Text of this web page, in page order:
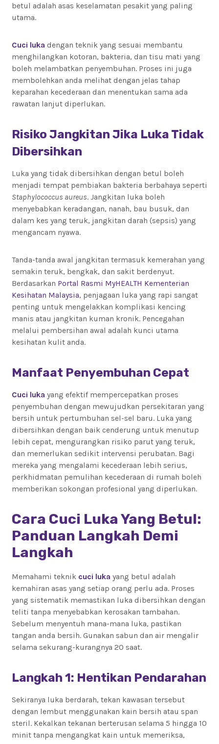
betul adalah asas keselamatan pesakit yang paling
utama.
Cuci luka dengan teknik yang sesuai membantu
menghilangkan kotoran, bakteria, dan tisu mati yang
boleh melambatkan penyembuhan. Proses ini juga
membolehkan anda melihat dengan jelas tahap
keparahan kecederaan dan menentukan sama ada
rawatan lanjut diperlukan.
Risiko Jangkitan Jika Luka Tidak
Dibersihkan
Luka yang tidak dibersihkan dengan betul boleh
menjadi tempat pembiakan bakteria berbahaya seperti
Staphylococcus aureus. Jangkitan luka boleh
menyebabkan keradangan, nanah, bau busuk, dan
dalam kes yang teruk, jangkitan darah (sepsis) yang
mengancam nyawa.
Tanda-tanda awal jangkitan termasuk kemerahan yang
semakin teruk, bengkak, dan sakit berdenyut.
Berdasarkan Portal Rasmi MyHEALTH Kementerian
Kesihatan Malaysia, penjagaan luka yang rapi sangat
penting untuk mengelakkan komplikasi kencing
manis atau jangkitan kuman kronik. Pencegahan
melalui pembersihan awal adalah kunci utama
kesihatan kulit anda.
Manfaat Penyembuhan Cepat
Cuci luka yang efektif mempercepatkan proses
penyembuhan dengan mewujudkan persekitaran yang
bersih untuk pertumbuhan sel-sel baru. Luka yang
dibersihkan dengan baik cenderung untuk menutup
lebih cepat, mengurangkan risiko parut yang teruk,
dan memerlukan sedikit intervensi perubatan. Bagi
mereka yang mengalami kecederaan lebih serius,
perkhidmatan pemulihan kecederaan di rumah boleh
memberikan sokongan profesional yang diperlukan.
Cara Cuci Luka Yang Betul:
Panduan Langkah Demi
Langkah
Memahami teknik cuci luka yang betul adalah
kemahiran asas yang setiap orang perlu ada. Proses
yang sistematik memastikan luka dibersihkan dengan
teliti tanpa menyebabkan kerosakan tambahan.
Sebelum menyentuh mana-mana luka, pastikan
tangan anda bersih. Gunakan sabun dan air mengalir
selama sekurang-kurangnya 20 saat.
Langkah 1: Hentikan Pendarahan
Sekiranya luka berdarah, tekan kawasan tersebut
dengan lembut menggunakan kain bersih atau span
steril. Kekalkan tekanan berterusan selama 5 hingga 10
minit tanpa mengangkat kain untuk memeriksa,